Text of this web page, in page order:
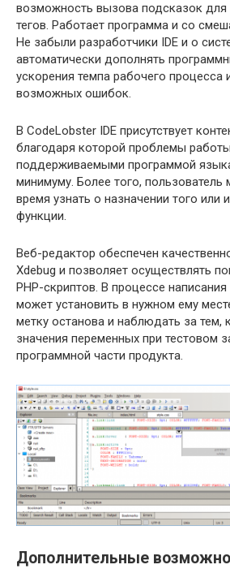
возможность вызова подсказок для
тегов. Работает программа и со
Не забыли разработчики IDE и о
автоматически дополнять
ускорения темпа рабочего процесса
возможных ошибок.
В CodeLobster IDE присутствует
благодаря которой проблемы
поддерживаемыми программой
минимуму. Более того,
время узнать о назначении того или
функции.
Веб-редактор обеспечен
Xdebug и позволяет осуществлять
PHP-скриптов. В процессе
может установить в нужном ему
метку останова и наблюдать за тем,
значения переменных при тестовом
программной части продукта.
Дополнительные